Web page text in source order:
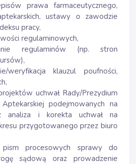
prawa farmaceutycznego,
ustawy o zawodzie
pracy,
regulaminowych,
regulaminów (np. stron
weryfikacja klauzul poufności,
uchwał Rady/Prezydium
podejmowanych na
analiza i korekta uchwał na
przygotowanego przez biuro
procesowych sprawy do
sądową oraz prowadzenie